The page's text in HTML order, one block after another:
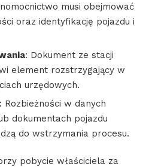
musi obejmować
oraz identyfikację pojazdu i
: Dokument ze stacji
element rozstrzygający w
urzędowych.
: Rozbieżności w danych
dokumentach pojazdu
do wstrzymania procesu.
pobycie właściciela za